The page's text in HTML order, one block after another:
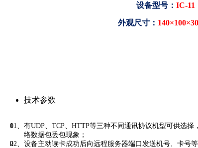
设备型号： IC-11
外观尺寸： 140×
技术参数
01、有UDP、TCP、HTTP等三种不同通讯协议机型可供选
络数据包丢包现象；
02、设备主动读卡成功后向远程服务器端口发送机号、卡号